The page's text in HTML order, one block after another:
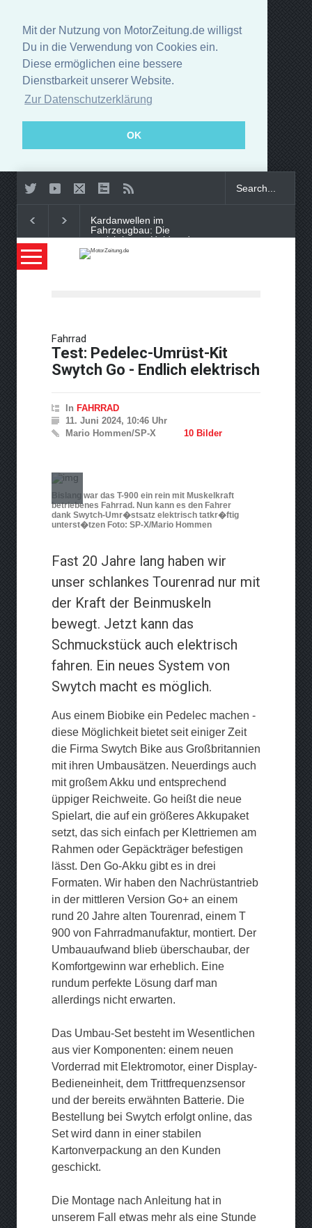
Mit der Nutzung von MotorZeitung.de willigst
Du in die Verwendung von Cookies ein.
Diese ermöglichen eine bessere
Dienstbarkeit unserer Website.
Zur Datenschutzerklärung
OK
Kardanwellen im
Fahrzeugbau: Die
unsichtbaren Helden der
Kraftübertragung
der Turbolader-Technologie
Fahrrad
Test: Pedelec-Umrüst-Kit
Swytch Go - Endlich elektrisch
In FAHRRAD
11. Juni 2024, 10:46 Uhr
Mario Hommen/SP-X
10 Bilder
Bislang war das T-900 ein rein mit Muskelkraft
betriebenes Fahrrad. Nun kann es den Fahrer
dank Swytch-Umr�stsatz elektrisch tatkr�ftig
unterst�tzen Foto: SP-X/Mario Hommen
Fast 20 Jahre lang haben wir
unser schlankes Tourenrad nur mit
der Kraft der Beinmuskeln
bewegt. Jetzt kann das
Schmuckstück auch elektrisch
fahren. Ein neues System von
Swytch macht es möglich.
Aus einem Biobike ein Pedelec machen -
diese Möglichkeit bietet seit einiger Zeit
die Firma Swytch Bike aus Großbritannien
mit ihren Umbausätzen. Neuerdings auch
mit großem Akku und entsprechend
üppiger Reichweite. Go heißt die neue
Spielart, die auf ein größeres Akkupaket
setzt, das sich einfach per Klettriemen am
Rahmen oder Gepäckträger befestigen
lässt. Den Go-Akku gibt es in drei
Formaten. Wir haben den Nachrüstantrieb
in der mittleren Version Go+ an einem
rund 20 Jahre alten Tourenrad, einem T
900 von Fahrradmanufaktur, montiert. Der
Umbauaufwand blieb überschaubar, der
Komfortgewinn war erheblich. Eine
rundum perfekte Lösung darf man
allerdings nicht erwarten.
Das Umbau-Set besteht im Wesentlichen
aus vier Komponenten: einem neuen
Vorderrad mit Elektromotor, einer Display-
Bedieneinheit, dem Trittfrequenzsensor
und der bereits erwähnten Batterie. Die
Bestellung bei Swytch erfolgt online, das
Set wird dann in einer stabilen
Kartonverpackung an den Kunden
geschickt.
Die Montage nach Anleitung hat in
unserem Fall etwas mehr als eine Stunde